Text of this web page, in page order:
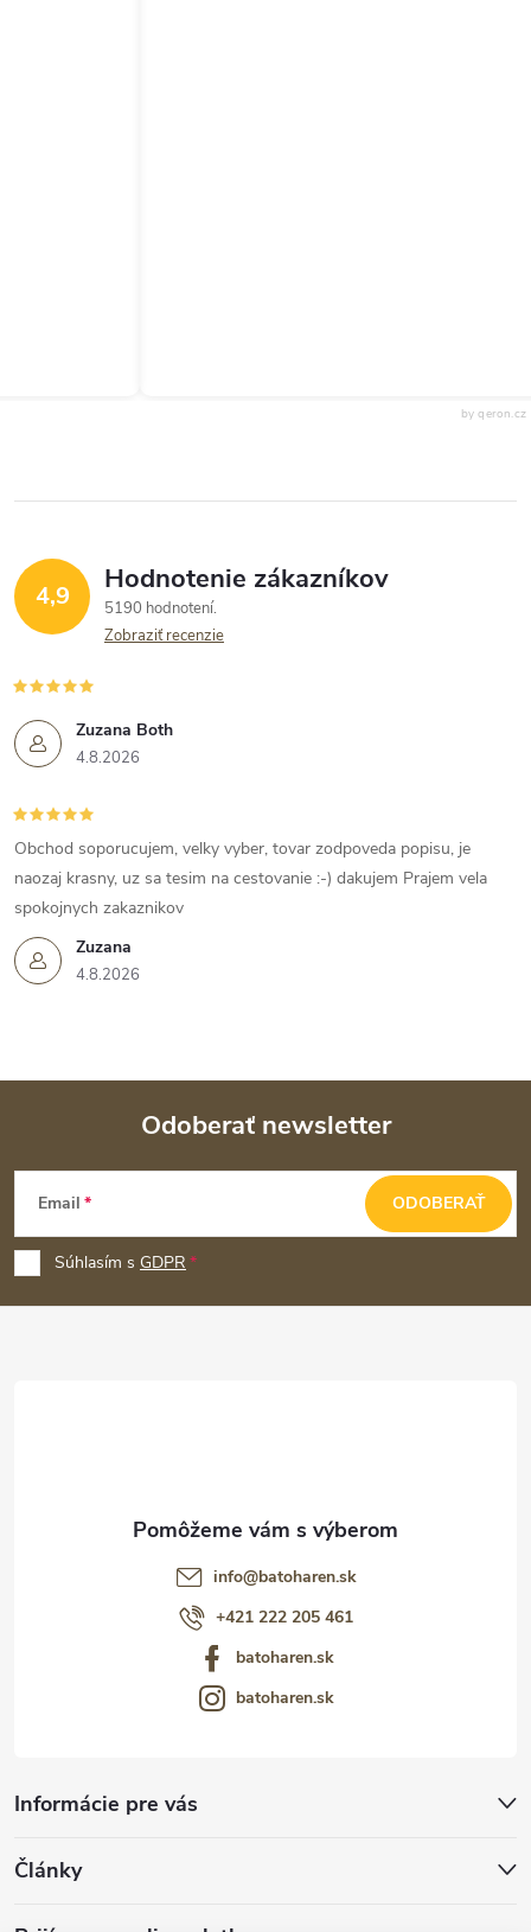
by qeron.cz
4,9 Hodnotenie zákazníkov
5190 hodnotení
Zobraziť recenzie
Zuzana Both
4.8.2026
Zuzana
4.8.2026
Obchod soporucujem, velky vyber, tovar zodpoveda popisu, je
naozaj krasny, uz sa tesim na cestovanie :-) dakujem Prajem vela
spokojnych zakaznikov
Z
p
ä
Odoberať newsletter
Email
Súhlasím s GDPR
ODOBERAŤ
Informácie pre vás
Články
info@batoharen.sk
+421 222 205 461
batoharen.sk
batoharen.sk